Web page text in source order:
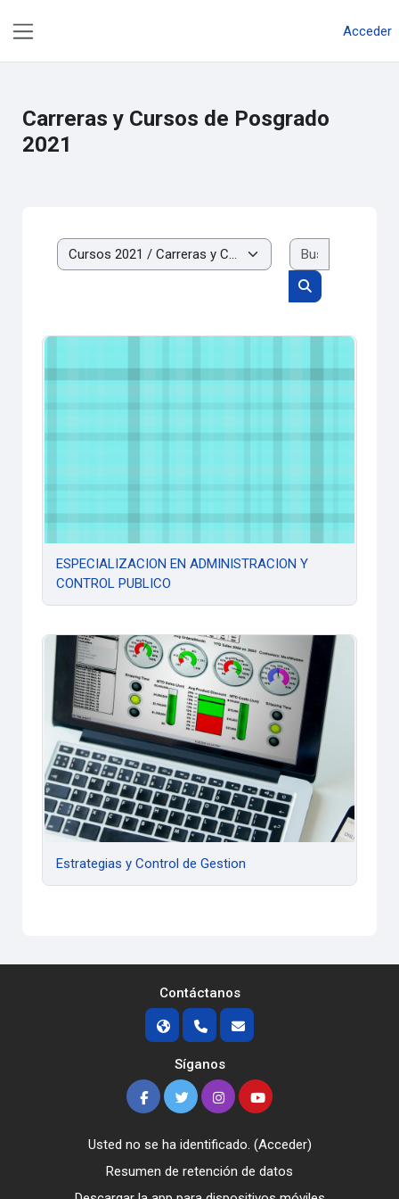
Acceder
Carreras y Cursos de Posgrado
2021
Categorías
Buscar cursos
ESPECIALIZACION EN ADMINISTRACION Y
CONTROL PUBLICO
Estrategias y Control de Gestion
Estrategias y Control de Gestion
Contáctanos
Síganos
Usted no se ha identificado. (Acceder)
Resumen de retención de datos